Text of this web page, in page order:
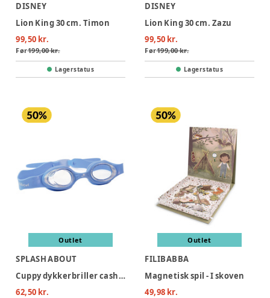
DISNEY
Lion King 30 cm. Timon
99,50 kr.
Før199,00 kr.
Lagerstatus
DISNEY
Lion King 30 cm. Zazu
99,50 kr.
Før199,00 kr.
Lagerstatus
Outlet
SPLASH ABOUT
Cuppy dykkerbriller cashmere- infant 2-6 years
62,50 kr.
Outlet
FILIBABBA
Magnetisk spil - I skoven
49,98 kr.